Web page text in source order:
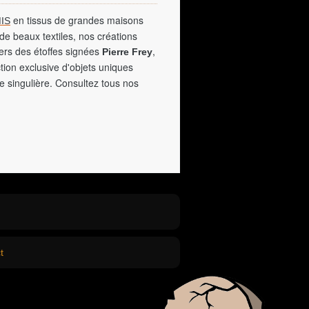
en tissus de grandes maisons
beaux textiles, nos créations
des étoffes signées Pierre Frey,
exclusive d'objets uniques
singulière. Consultez tous nos